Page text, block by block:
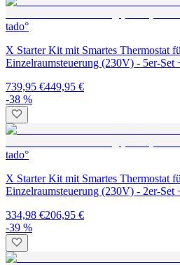
tado°
X Starter Kit mit Smartes Thermostat
Einzelraumsteuerung (230V) - 5er-Set
739,95 €449,95 €
-38 %
tado°
X Starter Kit mit Smartes Thermostat
Einzelraumsteuerung (230V) - 2er-Set
334,98 €206,95 €
-39 %